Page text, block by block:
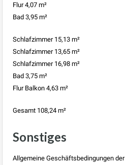
Flur 4,07 m²
Bad 3,95 m²
Schlafzimmer 15,13 m²
Schlafzimmer 13,65 m²
Schlafzimmer 16,98 m²
Bad 3,75 m²
Flur Balkon 4,63 m²
Gesamt 108,24 m²
Sonstiges
Allgemeine Geschäftsbedingungen